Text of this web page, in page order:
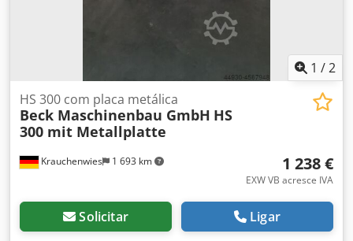
1 /2
Krauchenwies 1 693 km
HS 300 com placa metálica
Beck Maschinenbau GmbH HS
300 mit Metallplatte
1 238 €
EXW VB acresce IVA
Solicitar Ligar